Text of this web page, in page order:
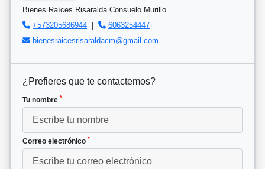
Bienes Raíces Risaralda Consuelo Murillo
+573205686944 |
6063254447
bienesraicesrisaraldacm@gmail.com
¿Prefieres que te contactemos?
Tu nombre *
Correo electrónico *